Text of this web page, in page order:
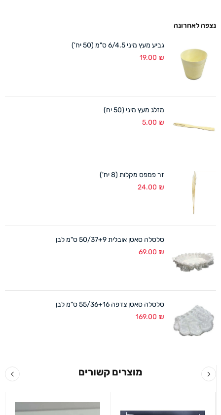
נצפה לאחרונה
גביע מעץ מיני 6/4.5 ס"מ (50 יח')
19.00 ₪
מזלג מעץ מיני (50 יח)
5.00 ₪
זר פמפס מקלות (8 יח')
24.00 ₪
סלסלה סאטן אובלית 50/37+9 ס"מ לבן
69.00 ₪
סלסלה סאטן צדפה 55/36+16 ס"מ לבן
169.00 ₪
מוצרים קשורים